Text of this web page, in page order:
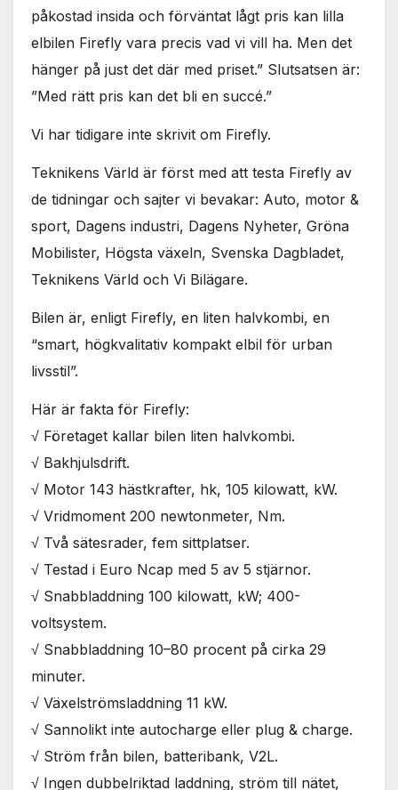
påkostad insida och förväntat lågt pris kan lilla
elbilen Firefly vara precis vad vi vill ha. Men det
hänger på just det där med priset.” Slutsatsen är:
”Med rätt pris kan det bli en succé.”
Vi har tidigare inte skrivit om Firefly.
Teknikens Värld är först med att testa Firefly av
de tidningar och sajter vi bevakar: Auto, motor &
sport, Dagens industri, Dagens Nyheter, Gröna
Mobilister, Högsta växeln, Svenska Dagbladet,
Teknikens Värld och Vi Bilägare.
Bilen är, enligt Firefly, en liten halvkombi, en
“smart, högkvalitativ kompakt elbil för urban
livsstil”.
Här är fakta för Firefly:
√ Företaget kallar bilen liten halvkombi.
√ Bakhjulsdrift.
√ Motor 143 hästkrafter, hk, 105 kilowatt, kW.
√ Vridmoment 200 newtonmeter, Nm.
√ Två sätesrader, fem sittplatser.
√ Testad i Euro Ncap med 5 av 5 stjärnor.
√ Snabbladdning 100 kilowatt, kW; 400-
voltsystem.
√ Snabbladdning 10–80 procent på cirka 29
minuter.
√ Växelströmsladdning 11 kW.
√ Sannolikt inte autocharge eller plug & charge.
√ Ström från bilen, batteribank, V2L.
√ Ingen dubbelriktad laddning, ström till nätet,
går inte att
att hemsidan
taget ska
fungera.
Statistik
förbättra
uppbyggnad,
hur
hemsidan